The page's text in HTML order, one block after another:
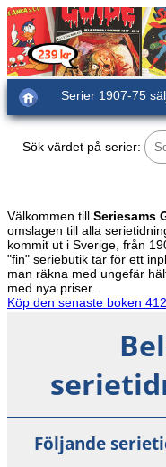
Serier 1907-75
Sök värdet på serier:
Välkommen till Seriesams
omslagen till alla
kommit ut i Sverige, från
"fin" seriebutik tar för ett
man räkna med ungefär
med nya priser.
Köp den senaste boken
Följande